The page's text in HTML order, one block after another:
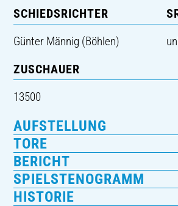
SCHIEDSRICHTER
Günter Männig (Böhlen)
ZUSCHAUER
13500
AUFSTELLUNG
TORE
BERICHT
SPIELSTENOGRAMM
HISTORIE